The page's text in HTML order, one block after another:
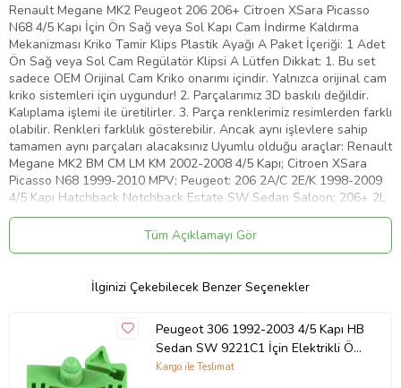
Renault Megane MK2 Peugeot 206 206+ Citroen XSara Picasso
N68 4/5 Kapı İçin Ön Sağ veya Sol Kapı Cam İndirme Kaldırma
Mekanizması Kriko Tamir Klips Plastik Ayağı A Paket İçeriği: 1 Adet
Ön Sağ veya Sol Cam Regülatör Klipsi A Lütfen Dikkat: 1. Bu set
sadece OEM Orijinal Cam Kriko onarımı içindir. Yalnızca orijinal cam
kriko sistemleri için uygundur! 2. Parçalarımız 3D baskılı değildir.
Kalıplama işlemi ile üretilirler. 3. Parça renklerimiz resimlerden farklı
olabilir. Renkleri farklılık gösterebilir. Ancak aynı işlevlere sahip
tamamen aynı parçaları alacaksınız Uyumlu olduğu araçlar: Renault
Megane MK2 BM CM LM KM 2002-2008 4/5 Kapı; Citroen XSara
Picasso N68 1999-2010 MPV; Peugeot: 206 2A/C 2E/K 1998-2009
4/5 Kapı Hatchback Notchback Estate SW Sedan Saloon; 206+ 2L
2M T3E 2009-2012 4/5 Kapı Hatchback. OEM: 8200325136,
8201010926; 9221E9, 9221G0, 9221F9; 9221ET, 9221G2;
8200325135, 8201010925; 9222E8, 9222F8; 9222ET, 9222F9 için
Kaliteli Yerli Üretim Yan Sanayii Ürünüdür, OEM Numaraları Sadece
Referans İçindir. Lütfen satın almadan önce kendi parçanızı bizim
kcm64469335
Tüm Açıklamayı Gör
İlginizi Çekebilecek Benzer Seçenekler
Peugeot 306 1992-2003 4/5 Kapı HB
Sedan SW 9221C1 İçin Elektrikli Ön
Sağ Cam Kriko Tamir Klipsi
Kargo ile Teslimat